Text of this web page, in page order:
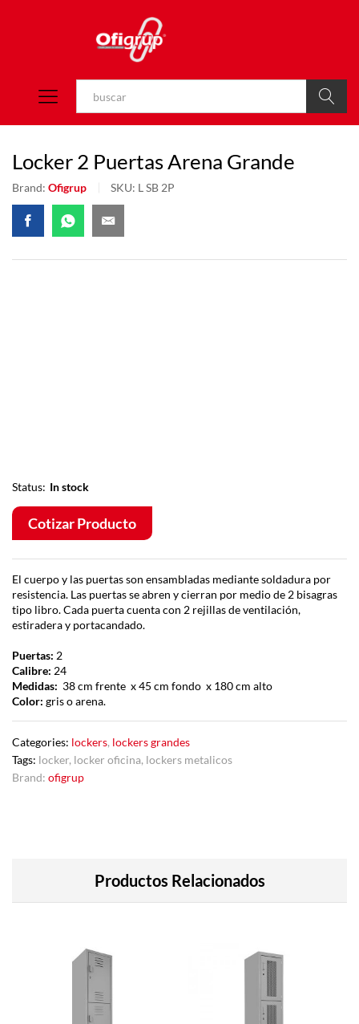
Buscar
Locker 2 Puertas Arena Grande
Brand: Ofigrup SKU: L SB 2P
Status: In stock
Cotizar Producto
El cuerpo y las puertas son ensambladas mediante soldadura por
resistencia. Las puertas se abren y cierran por medio de 2 bisagras
tipo libro. Cada puerta cuenta con 2 rejillas de ventilación,
estiradera y portacandado.
Puertas: 2
Calibre: 24
Medidas: 38 cm frente x 45 cm fondo x 180 cm alto
Color: gris o arena.
Categories: lockers, lockers grandes
Tags: locker, locker oficina, lockers metalicos
Brand: ofigrup
Productos Relacionados